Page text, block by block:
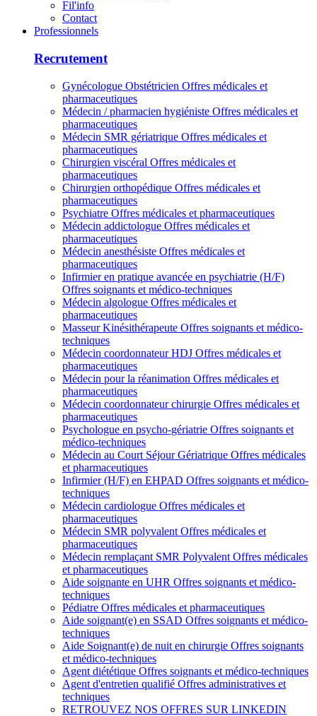
Fil'info
Contact
Professionnels
Recrutement
Gynécologue Obstétricien Offres médicales et
pharmaceutiques
Médecin / pharmacien hygiéniste Offres médicales et
pharmaceutiques
Médecin SMR gériatrique Offres médicales et
pharmaceutiques
Chirurgien viscéral Offres médicales et
pharmaceutiques
Chirurgien orthopédique Offres médicales et
pharmaceutiques
Psychiatre Offres médicales et pharmaceutiques
Médecin addictologue Offres médicales et
pharmaceutiques
Médecin anesthésiste Offres médicales et
pharmaceutiques
Infirmier en pratique avancée en psychiatrie (H/F)
Offres soignants et médico-techniques
Médecin algologue Offres médicales et
pharmaceutiques
Masseur Kinésithérapeute Offres soignants et médico-
techniques
Médecin coordonnateur HDJ Offres médicales et
pharmaceutiques
Médecin pour la réanimation Offres médicales et
pharmaceutiques
Médecin coordonnateur chirurgie Offres médicales et
pharmaceutiques
Psychologue en psycho-gériatrie Offres soignants et
médico-techniques
Médecin au Court Séjour Gériatrique Offres médicales
et pharmaceutiques
Infirmier (H/F) en EHPAD Offres soignants et médico-
techniques
Médecin cardiologue Offres médicales et
pharmaceutiques
Médecin SMR polyvalent Offres médicales et
pharmaceutiques
Médecin remplaçant SMR Polyvalent Offres médicales
et pharmaceutiques
Aide soignante en UHR Offres soignants et médico-
techniques
Pédiatre Offres médicales et pharmaceutiques
Aide soignant(e) en SSAD Offres soignants et médico-
techniques
Aide Soignant(e) de nuit en chirurgie Offres soignants
et médico-techniques
Agent diététique Offres soignants et médico-techniques
Agent d'entretien qualifié Offres administratives et
techniques
RETROUVEZ NOS OFFRES SUR LINKEDIN